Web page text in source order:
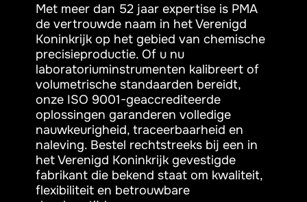
Met meer dan 52 jaar expertise is PMA
de vertrouwde naam in het Verenigd
Koninkrijk op het gebied van chemische
precisieproductie. Of u nu
laboratoriuminstrumenten kalibreert of
volumetrische standaarden bereidt,
onze ISO 9001-geaccrediteerde
oplossingen garanderen volledige
nauwkeurigheid, traceerbaarheid en
naleving. Bestel rechtstreeks bij een in
het Verenigd Koninkrijk gevestigde
fabrikant die bekend staat om kwaliteit,
flexibiliteit en betrouwbare